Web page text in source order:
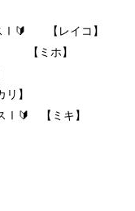
Ⅰ 🔰
【レイコ】
【ミホ】
アカリ】
Ⅰ 🔰 【ミキ】